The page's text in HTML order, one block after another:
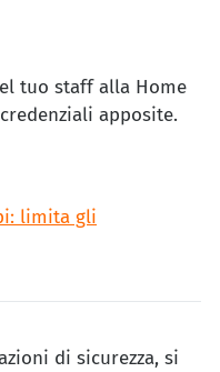
tuo staff alla Home
apposite.
limita gli
di sicurezza, si